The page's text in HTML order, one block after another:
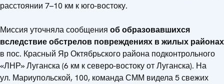
расстоянии 7–10 км к юго-востоку.
Миссия уточняла сообщения об образовавшихся
вследствие обстрелов повреждениях в жилых районах
в пос. Красный Яр Октябрьского района подконтрольного
«ЛНР» Луганска (6 км к северо-востоку от Луганска). На
ул. Мариупольской, 100, команда СММ видела 5 свежих